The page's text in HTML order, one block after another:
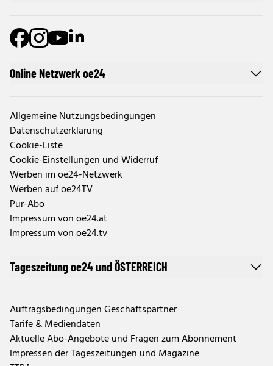
Online Netzwerk oe24
Allgemeine Nutzungsbedingungen
Datenschutzerklärung
Cookie-Liste
Cookie-Einstellungen und Widerruf
Werben im oe24-Netzwerk
Werben auf oe24TV
Pur-Abo
Impressum von oe24.at
Impressum von oe24.tv
Tageszeitung oe24 und ÖSTERREICH
Auftragsbedingungen Geschäftspartner
Tarife & Mediendaten
Aktuelle Abo-Angebote und Fragen zum Abonnement
Impressen der Tageszeitungen und Magazine